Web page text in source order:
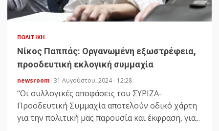
ΠΟΛΙΤΙΚΉ
Νίκος Παππάς: Οργανωμένη εξωστρέφεια,
προοδευτική εκλογική συμμαχία
newsroom 31 Αυγούστου, 2024 - 12:28
“Οι συλλογικές αποφάσεις του ΣΥΡΙΖΑ-
Προοδευτική Συμμαχία αποτελούν οδικό χάρτη
για την πολιτική μας παρουσία και έκφραση, για...